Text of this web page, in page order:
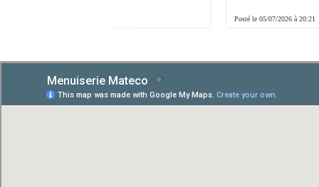
Posté le 05/07/2026 à 20:21